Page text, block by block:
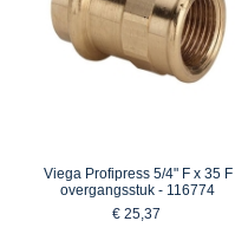
Viega Profipress 5/4" F x 35 F
overgangsstuk - 116774
€ 25,37